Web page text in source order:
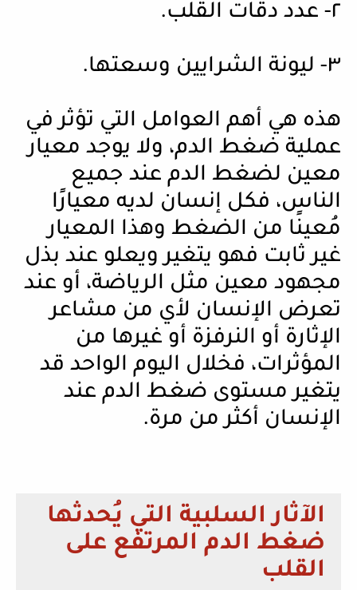
٢- عدد دقات القلب.
٣- ليونة الشرايين وسعتها.
هذه هي أهم العوامل التي تؤثر في
عملية ضغط الدم، ولا يوجد معيار
معين لضغط الدم عند جميع
الناس، فكل إنسان لديه معيارًا
مُعينًا من الضغط وهذا المعيار
غير ثابت فهو يتغير ويعلو عند بذل
مجهود معين مثل الرياضة، أو عند
تعرض الإنسان لأي من مشاعر
الإثارة أو النرفزة أو غيرها من
المؤثرات، فخلال اليوم الواحد قد
يتغير مستوى ضغط الدم عند
الإنسان أكثر من مرة.
الآثار السلبية التي يُحدثها
ضغط الدم المرتفع على
القلب